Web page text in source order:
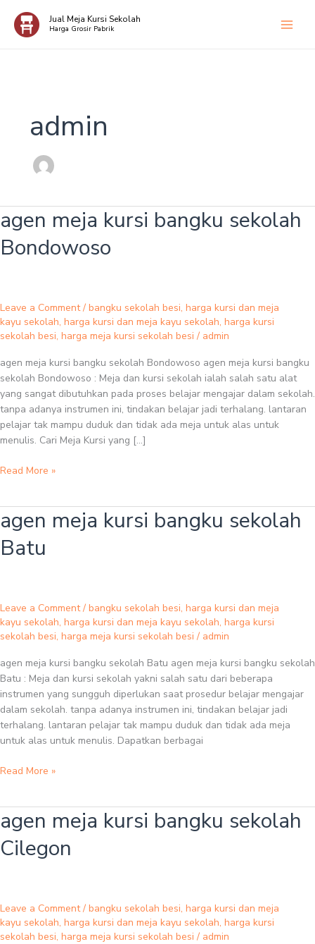
content
Jual Meja Kursi Sekolah
Harga Grosir Pabrik
admin
agen meja kursi bangku sekolah
Bondowoso
Leave a Comment / bangku sekolah besi, harga kursi dan meja
kayu sekolah, harga kursi dan meja kayu sekolah, harga kursi
sekolah besi, harga meja kursi sekolah besi / admin
agen meja kursi bangku sekolah Bondowoso agen meja kursi bangku
sekolah Bondowoso : Meja dan kursi sekolah ialah salah satu alat
yang sangat dibutuhkan pada proses belajar mengajar dalam sekolah.
tanpa adanya instrumen ini, tindakan belajar jadi terhalang. lantaran
pelajar tak mampu duduk dan tidak ada meja untuk alas untuk
menulis. Cari Meja Kursi yang […]
agen
meja
kursi
Read More »
agen meja kursi bangku sekolah
Batu
Leave a Comment / bangku sekolah besi, harga kursi dan meja
kayu sekolah, harga kursi dan meja kayu sekolah, harga kursi
sekolah besi, harga meja kursi sekolah besi / admin
agen meja kursi bangku sekolah Batu agen meja kursi bangku sekolah
Batu : Meja dan kursi sekolah yakni salah satu dari beberapa
instrumen yang sungguh diperlukan saat prosedur belajar mengajar
dalam sekolah. tanpa adanya instrumen ini, tindakan belajar jadi
terhalang. lantaran pelajar tak mampu duduk dan tidak ada meja
untuk alas untuk menulis. Dapatkan berbagai
agen
meja
kursi
Read More »
agen meja kursi bangku sekolah
Cilegon
Leave a Comment / bangku sekolah besi, harga kursi dan meja
kayu sekolah, harga kursi dan meja kayu sekolah, harga kursi
sekolah besi, harga meja kursi sekolah besi / admin
agen
meja
kursi